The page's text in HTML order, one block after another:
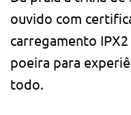
ouvido com
carregamento
poeira para
todo.